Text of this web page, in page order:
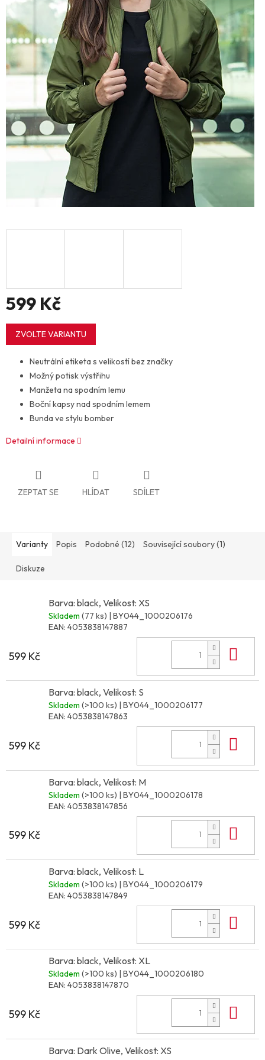
599 Kč
Měrná
cena:
ZVOLTE VARIANTU
Neutrální etiketa s velikostí bez značky
Možný potisk výstřihu
Manžeta na spodním lemu
Boční kapsy nad spodním lemem
Bunda ve stylu bomber
Detailní informace
ZEPTAT SE HLÍDAT SDÍLET
Varianty Popis Podobné (12) Související soubory (1)
Diskuze
Barva: black, Velikost: XS
Skladem (77 ks) | BY044_1000206176
EAN: 4053838147887
599 Kč
Barva: black, Velikost: S
Skladem (>100 ks) | BY044_1000206177
EAN: 4053838147863
599 Kč
Barva: black, Velikost: M
Skladem (>100 ks) | BY044_1000206178
EAN: 4053838147856
599 Kč
Barva: black, Velikost: L
Skladem (>100 ks) | BY044_1000206179
EAN: 4053838147849
599 Kč
Barva: black, Velikost: XL
Skladem (>100 ks) | BY044_1000206180
EAN: 4053838147870
599 Kč
Barva: Dark Olive, Velikost: XS